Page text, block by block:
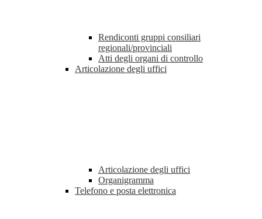
Rendiconti gruppi consiliari
regionali/provinciali
Atti degli organi di controllo
Articolazione degli uffici
Articolazione degli uffici
Organigramma
Telefono e posta elettronica